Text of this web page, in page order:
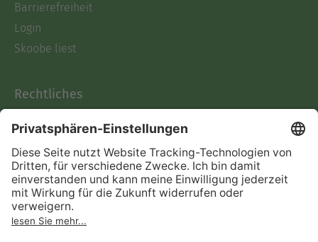
Barrierefreiheit
Login
Skoobe liest
Rechtliches
AGB
Informationen nach Data
Act
Verträge hier kündigen
Impressum